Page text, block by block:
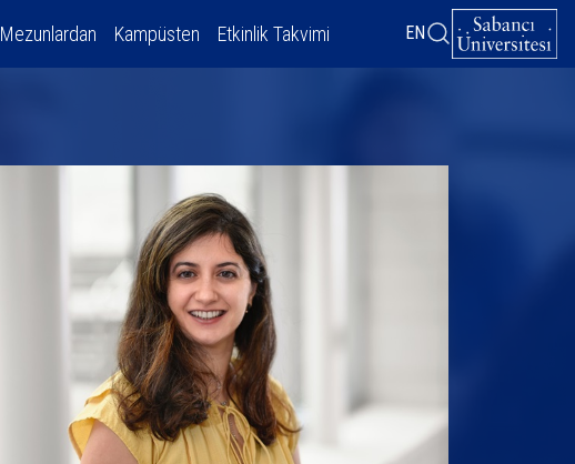
Mezunlardan Kampüsten Etkinlik Takvimi EN